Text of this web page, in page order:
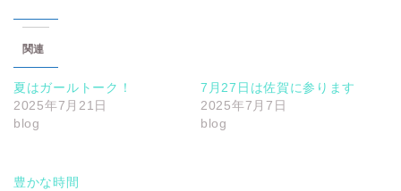
関連
夏はガールトーク！
2025年7月21日
blog
7月27日は佐賀に参ります
2025年7月7日
blog
豊かな時間